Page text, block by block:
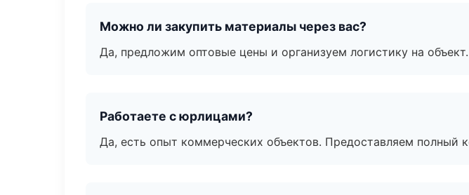
Можно ли закупить материалы через вас?
Да, предложим оптовые цены и организуем логистику на объект.
Работаете с юрлицами?
Да, есть опыт коммерческих объектов. Предоставляем полный